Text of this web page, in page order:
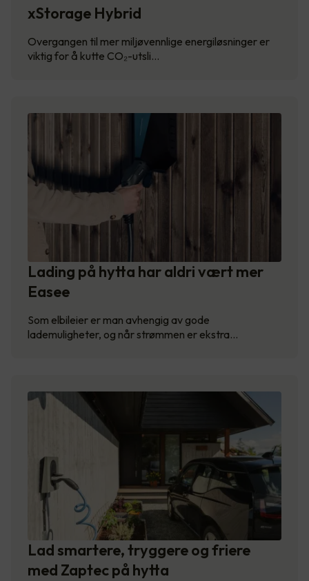
xStorage Hybrid
Overgangen til mer miljøvennlige energiløsninger er
viktig for å kutte CO₂-utsli…
Lading på hytta har aldri vært mer
Easee
Som elbileier er man avhengig av gode
lademuligheter, og når strømmen er ekstra…
Lad smartere, tryggere og friere
med Zaptec på hytta